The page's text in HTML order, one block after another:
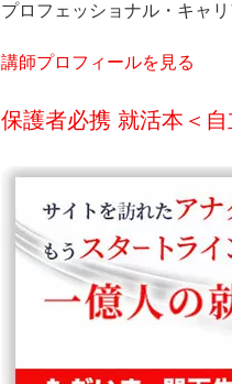
プロフェッショナル・キャ
講師プロフィールを見る
保護者必携 就活本＜